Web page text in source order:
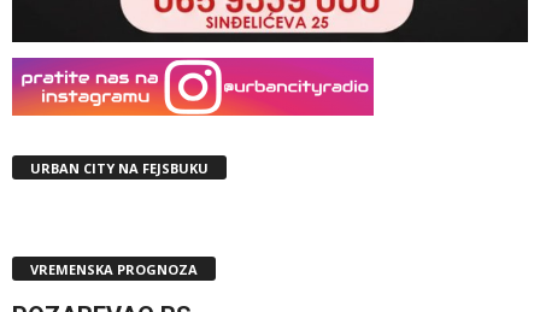
URBAN CITY NA FEJSBUKU
VREMENSKA PROGNOZA